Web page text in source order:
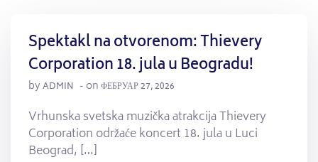
Spektakl na otvorenom: Thievery
Corporation 18. jula u Beogradu!
byADMIN - onФЕБРУАР 27, 2026
Vrhunska svetska muzička atrakcija Thievery
Corporation održaće koncert 18. jula u Luci
Beograd, […]